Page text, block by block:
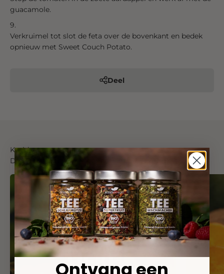
guacamole.
Verkruimel tot slot de feta over de bovenkant en bedek
opnieuw met Sweet Couch Potato.
Deel
Kruiden
Deze producten zijn opgenomen in het recept